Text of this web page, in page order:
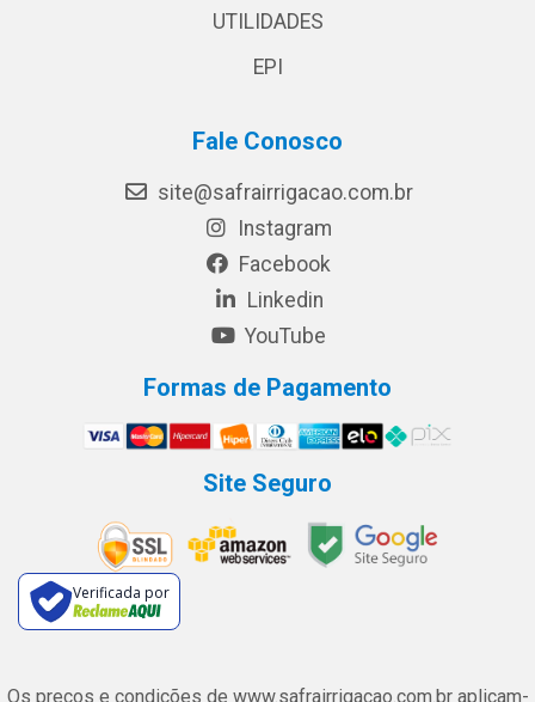
UTILIDADES
EPI
Fale Conosco
site@safrairrigacao.com.br
Instagram
Facebook
Linkedin
YouTube
Formas de Pagamento
Site Seguro
Verificada por
Os preços e condições de www.safrairrigacao.com.br aplicam-